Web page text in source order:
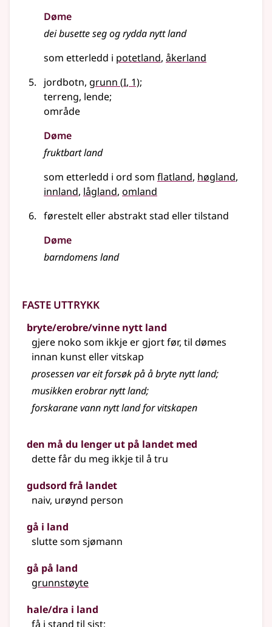
Døme
dei busette seg og rydda nytt land
som etterledd i potetland åkerland
jordbotn, grunn (1
I, 1);
terreng, lende;
område
Døme
fruktbart land
som etterledd i ord som flatland høgland
innland lågland omland
førestelt eller abstrakt stad eller tilstand
Døme
barndomens land
Faste uttrykk
bryte/erobre/vinne nytt land
gjere noko som ikkje er gjort før, til dømes
innan kunst eller vitskap
prosessen var eit forsøk på å bryte nytt land;
musikken erobrar nytt land;
forskarane vann nytt land for vitskapen
den må du lenger ut på landet med
dette får du meg ikkje til å tru
gudsord frå landet
naiv, urøynd person
gå i land
slutte som sjømann
gå på land
grunnstøyte
hale/dra i land
få i stand til sist;